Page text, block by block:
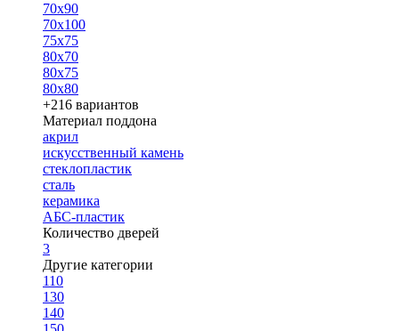
70х90
70х100
75х75
80х70
80х75
80х80
+216 вариантов
Материал поддона
акрил
искусственный камень
стеклопластик
сталь
керамика
АБС-пластик
Количество дверей
3
Другие категории
110
130
140